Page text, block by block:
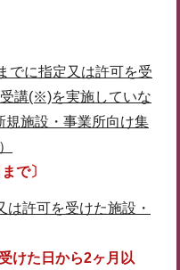
でに指定又は許可を受
講(※)を実施していな
施設・事業所向け集
で〕
許可を受けた施設・
けた日から2ヶ月以